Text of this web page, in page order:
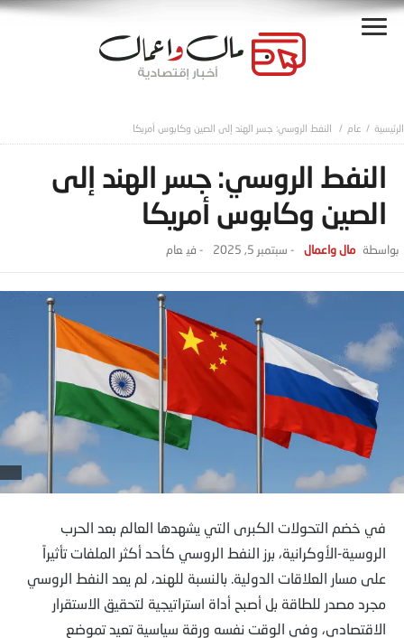
عام النفط الروسي: جسر الهند إلى الصين وكابوس أمريكا
النفط الروسي: جسر الهند إلى
الصين وكابوس أمريكا
مال واعمال - سبتمبر 5, 2025 - ‎في عام
في خضم التحولات الكبرى التي يشهدها العالم بعد الحرب
الروسية-الأوكرانية، برز النفط الروسي كأحد أكثر الملفات تأثيراً
على مسار العلاقات الدولية. بالنسبة للهند، لم يعد النفط الروسي
مجرد مصدر للطاقة بل أصبح أداة استراتيجية لتحقيق الاستقرار
الاقتصادي، وفي الوقت نفسه ورقة سياسية تعيد تموضع